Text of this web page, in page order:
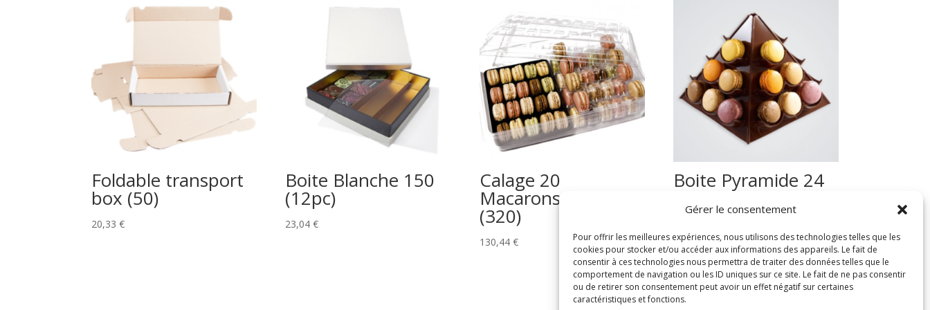
Gérer le consentement
Pour offrir les meilleures expériences, nous utilisons des technologies telles que les
cookies pour stocker et/ou accéder aux informations des appareils. Le fait de
consentir à ces technologies nous permettra de traiter des données telles que le
comportement de navigation ou les ID uniques sur ce site. Le fait de ne pas consentir
ou de retirer son consentement peut avoir un effet négatif sur certaines
caractéristiques et fonctions.
Foldable transport
box (50)
20,33 €
Boite Blanche 150
(12pc)
23,04€
Calage 20
Macarons Cristal
(320)
130,44 €
Boite Pyramide 24
Chocolat (12)